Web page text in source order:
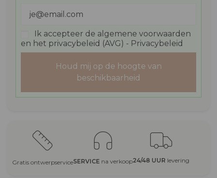
Ik accepteer de algemene voorwaarden
en het privacybeleid (AVG) - Privacybeleid
Houd mij op de hoogte van
beschikbaarheid
Gratis ontwerpserviceSERVICE na verkoop24/48 UUR levering